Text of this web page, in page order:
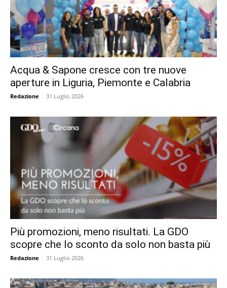
Acqua & Sapone cresce con tre nuove
aperture in Liguria, Piemonte e Calabria
Redazione - 31 Luglio 2026
Più promozioni, meno risultati. La GDO
scopre che lo sconto da solo non basta più
Redazione - 31 Luglio 2026